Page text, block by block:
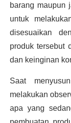
barang maupun
untuk
disesuaikan
produk tersebut
dan keinginan
Saat
melakukan
apa yang